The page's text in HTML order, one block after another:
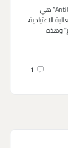
مضادات التجلط أو مضادات تخثر الدم “AntiCoagulants” هي
الاعتيادية،
وهذه
1